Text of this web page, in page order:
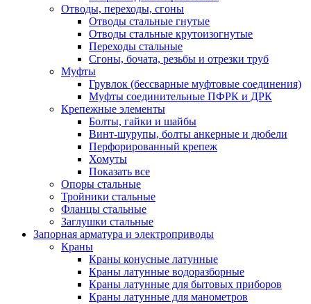
Отводы, переходы, сгоны
Отводы стальные гнутые
Отводы стальные крутоизогнутые
Переходы стальные
Сгоны, бочата, резьбы и отрезки труб
Муфты
Грувлок (бессварные муфтовые соединения)
Муфты соединительные ПФРК и ДРК
Крепежные элементы
Болты, гайки и шайбы
Винт-шурупы, болты анкерные и дюбели
Перфорированный крепеж
Хомуты
Показать все
Опоры стальные
Тройники стальные
Фланцы стальные
Заглушки стальные
Запорная арматура и электроприводы
Краны
Краны конусные латунные
Краны латунные водоразборные
Краны латунные для бытовых приборов
Краны латунные для манометров